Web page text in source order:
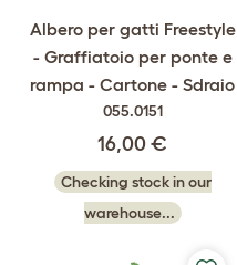
Albero per gatti Freestyle
- Graffiatoio per ponte e
rampa - Cartone - Sdraio
055.0151
16,00 €
Checking stock in our
warehouse...